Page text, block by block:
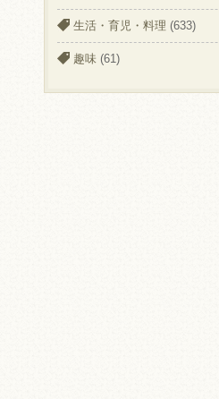
生活・育児・料理 (633)
趣味 (61)